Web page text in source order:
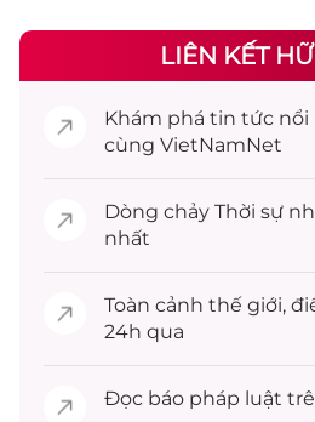
LIÊN KẾT
Khám phá tin tức nổi
cùng VietNamNet
Dòng chảy Thời sự
nhất
Toàn cảnh thế giới,
24h qua
Đọc báo pháp luật